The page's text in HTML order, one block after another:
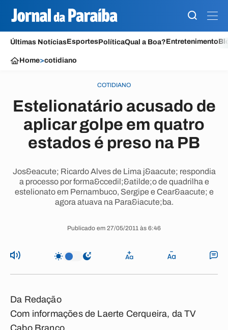
Últimas NotíciasEsportesPolíticaQual a Boa?Entretenimento
Home>cotidiano
COTIDIANO
Estelionatário acusado de
aplicar golpe em quatro
estados é preso na PB
Jos&eacute; Ricardo Alves de Lima j&aacute; respondia
a processo por forma&ccedil;&atilde;o de quadrilha e
estelionato em Pernambuco, Sergipe e Cear&aacute; e
agora atuava na Para&iacute;ba.
Publicado em 27/05/2011 às 6:46
Da Redação
Com informações de Laerte Cerqueira, da TV
Cabo Branco